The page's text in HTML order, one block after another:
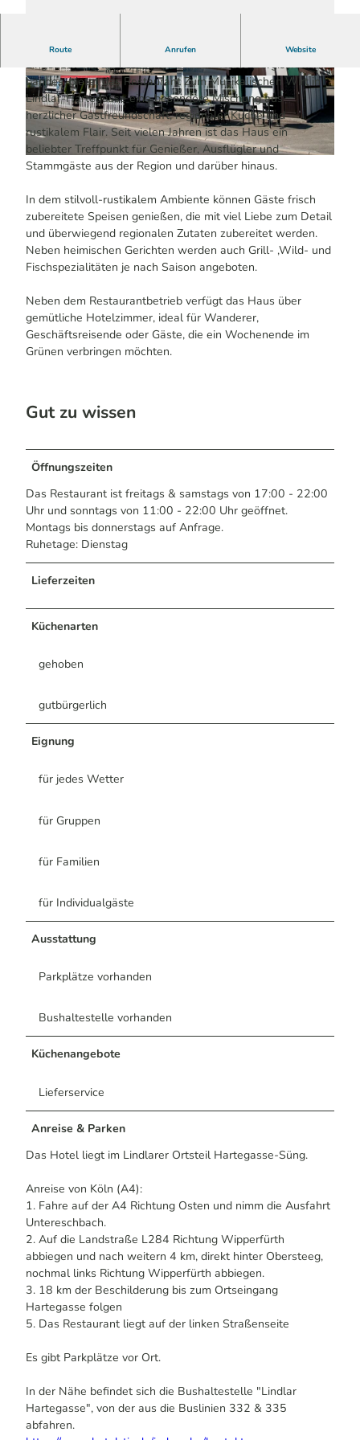
© KI-optimiert
© KI-optimiert © KI-optimiert
Route Anrufen Website
gutbürgerliche Küche im schönen Lindlar
Eingebettet in die idyllische Landschaft des Bergischen
Landes, bietet das Restaurant Zum Musikalischen Wirt in
Lindlar-Hartegasse eine besondere Mischung aus
herzlicher Gastfreundschaft, regionaler Küche und
rustikalem Flair. Seit vielen Jahren ist das Haus ein
beliebter Treffpunkt für Genießer, Ausflügler und
Stammgäste aus der Region und darüber hinaus.
In dem stilvoll-rustikalem Ambiente können Gäste frisch
zubereitete Speisen genießen, die mit viel Liebe zum Detail
und überwiegend regionalen Zutaten zubereitet werden.
Neben heimischen Gerichten werden auch Grill- ,Wild- und
Fischspezialitäten je nach Saison angeboten.
Neben dem Restaurantbetrieb verfügt das Haus über
gemütliche Hotelzimmer, ideal für Wanderer,
Geschäftsreisende oder Gäste, die ein Wochenende im
Grünen verbringen möchten.
Gut zu wissen
Öffnungszeiten
Das Restaurant ist freitags & samstags von 17:00 - 22:00
Uhr und sonntags von 11:00 - 22:00 Uhr geöffnet.
Montags bis donnerstags auf Anfrage.
Ruhetage: Dienstag
Lieferzeiten
Küchenarten
gehoben
gutbürgerlich
Eignung
für jedes Wetter
für Gruppen
für Familien
für Individualgäste
Ausstattung
Parkplätze vorhanden
Bushaltestelle vorhanden
Küchenangebote
Lieferservice
Anreise & Parken
Das Hotel liegt im Lindlarer Ortsteil Hartegasse-Süng.
Anreise von Köln (A4):
1. Fahre auf der A4 Richtung Osten und nimm die Ausfahrt
Untereschbach.
2. Auf die Landstraße L284 Richtung Wipperfürth
abbiegen und nach weitern 4 km, direkt hinter Obersteeg,
nochmal links Richtung Wipperfürth abbiegen.
3. 18 km der Beschilderung bis zum Ortseingang
Hartegasse folgen
5. Das Restaurant liegt auf der linken Straßenseite
Es gibt Parkplätze vor Ort.
In der Nähe befindet sich die Bushaltestelle "Lindlar
Hartegasse", von der aus die Buslinien 332 & 335
abfahren.